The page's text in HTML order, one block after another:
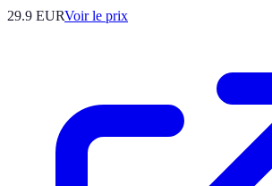
29.9 EURVoir le prix